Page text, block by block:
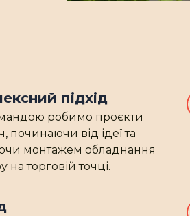
підхід
робимо проєкти
починаючи від ідеї та
монтажем обладнання
на торговій точці.